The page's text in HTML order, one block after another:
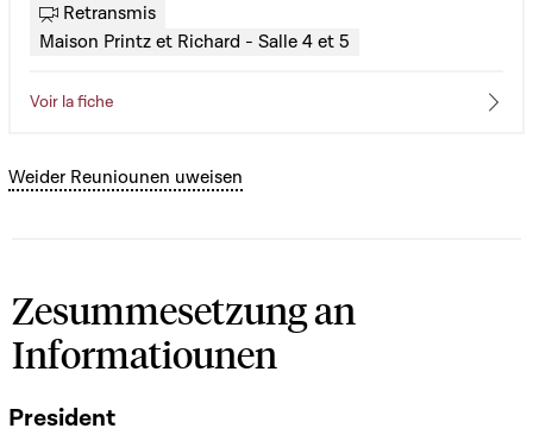
Retransmis
Maison Printz et Richard - Salle 4 et 5
Voir la fiche
Weider Reuniounen uweisen
Zesummesetzung an
Informatiounen
President